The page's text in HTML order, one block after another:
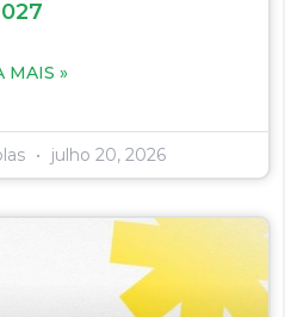
MAIS »
julho 20, 2026